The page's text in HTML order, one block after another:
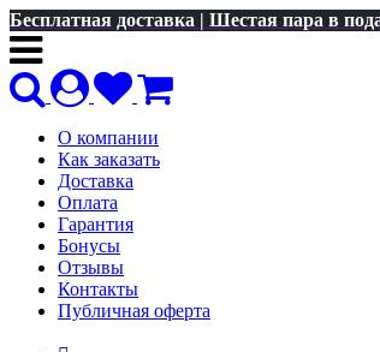
Бесплатная доставка | Шестая пара в
О компании
Как заказать
Доставка
Оплата
Гарантия
Бонусы
Отзывы
Контакты
Публичная оферта